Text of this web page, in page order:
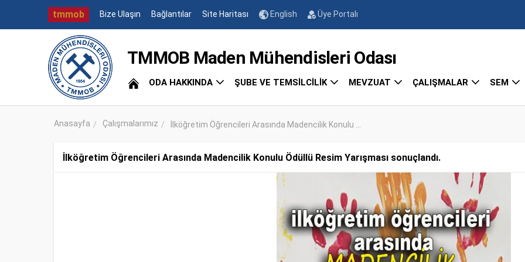
tmmob Bize Ulaşın Bağlantılar Site Haritası English Üye Portalı
TMMOB Maden Mühendisleri Odası
ODA HAKKINDA ŞUBE VE TEMSİLCİLİK MEVZUAT ÇALIŞMALAR SEM
Anasayfa Çalışmalarımız İlköğretim Öğrencileri Arasında Madencilik Konulu ...
İlköğretim Öğrencileri Arasında Madencilik Konulu Ödüllü Resim Yarışması sonuçlandı.